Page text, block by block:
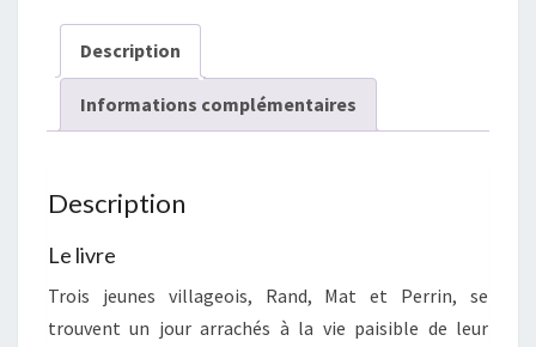
Feux
du
ciel
Description
Informations complémentaires
Description
Le livre
Trois jeunes villageois, Rand, Mat et Perrin, se
trouvent un jour arrachés à la vie paisible de leur